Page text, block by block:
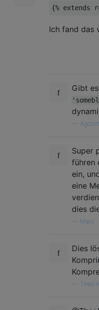
{% extends
Ich fand das
Gibt
Super
führen
ein,
eine
dies
Marc
Dies
Theo